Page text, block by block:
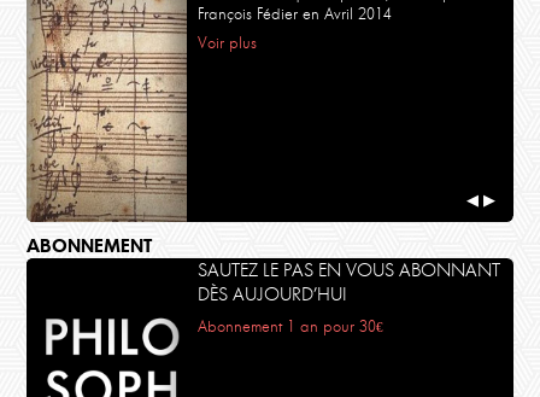
François Fédier en Avril 2014
Voir plus
◀ ▶
ABONNEMENT
SAUTEZ LE PAS EN VOUS ABONNANT
DÈS AUJOURD’HUI
Abonnement 1 an pour 30€